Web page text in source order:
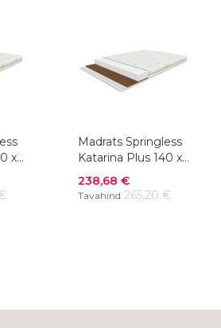
x
Madrats Springless
Katarina Plus 140 x
200 cm
Soodushind
238,68 €
Tavahind 265,20 €